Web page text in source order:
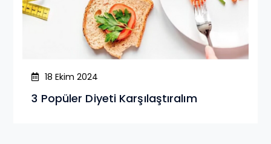
18 Ekim 2024
3 Popüler Diyeti Karşılaştıralım